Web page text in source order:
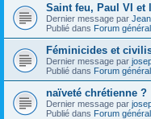
Saint feu, Paul VI et
Dernier message par
Publié dans Forum général
Féminicides et
Dernier message par
Publié dans Forum général
naïveté chrétienne ?
Dernier message par
Publié dans Forum général